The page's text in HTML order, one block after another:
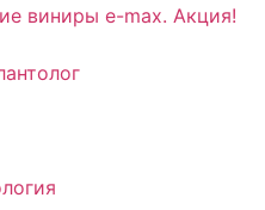
виниры e-max. Акция!